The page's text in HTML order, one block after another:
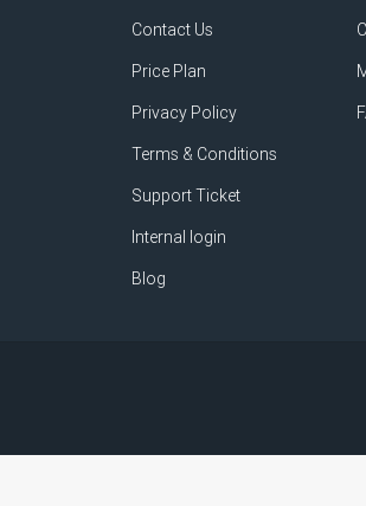
Contact Us
Price Plan
Privacy Policy
Terms & Conditions
Support Ticket
Internal login
Blog